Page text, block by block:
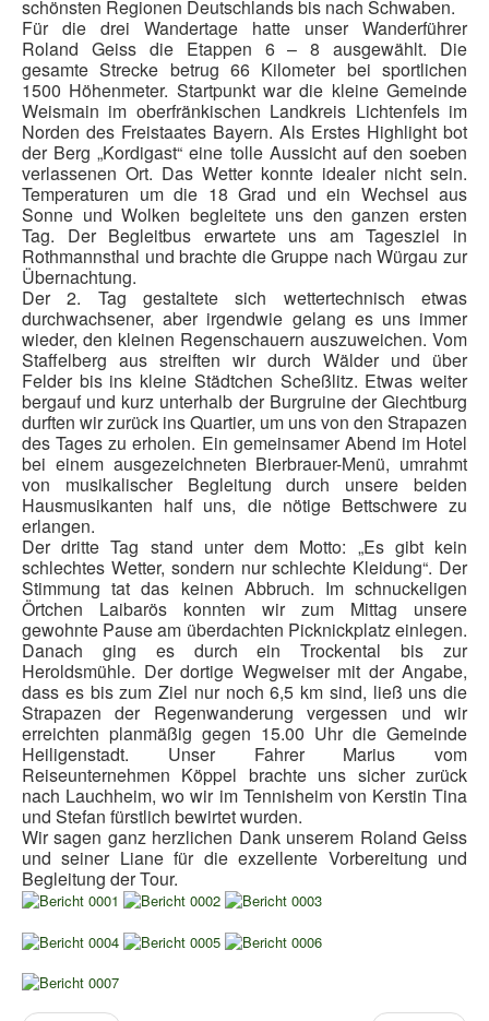
Naturschutz
Pressemitteilungen
Wildschützhütte
Ansprechpartner
Suchen
...
schönsten Regionen Deutschlands bis nach Schwaben.
Für die drei Wandertage hatte unser Wanderführer
Roland Geiss die Etappen 6 – 8 ausgewählt. Die
gesamte Strecke betrug 66 Kilometer bei sportlichen
1500 Höhenmeter. Startpunkt war die kleine Gemeinde
Weismain im oberfränkischen Landkreis Lichtenfels im
Norden des Freistaates Bayern. Als Erstes Highlight bot
der Berg „Kordigast“ eine tolle Aussicht auf den soeben
verlassenen Ort. Das Wetter konnte idealer nicht sein.
Temperaturen um die 18 Grad und ein Wechsel aus
Sonne und Wolken begleitete uns den ganzen ersten
Tag. Der Begleitbus erwartete uns am Tagesziel in
Rothmannsthal und brachte die Gruppe nach Würgau zur
Übernachtung.
Der 2. Tag gestaltete sich wettertechnisch etwas
durchwachsener, aber irgendwie gelang es uns immer
wieder, den kleinen Regenschauern auszuweichen. Vom
Staffelberg aus streiften wir durch Wälder und über
Felder bis ins kleine Städtchen Scheßlitz. Etwas weiter
bergauf und kurz unterhalb der Burgruine der Giechtburg
durften wir zurück ins Quartier, um uns von den Strapazen
des Tages zu erholen. Ein gemeinsamer Abend im Hotel
bei einem ausgezeichneten Bierbrauer-Menü, umrahmt
von musikalischer Begleitung durch unsere beiden
Hausmusikanten half uns, die nötige Bettschwere zu
erlangen.
Der dritte Tag stand unter dem Motto: „Es gibt kein
schlechtes Wetter, sondern nur schlechte Kleidung“. Der
Stimmung tat das keinen Abbruch. Im schnuckeligen
Örtchen Laibarös konnten wir zum Mittag unsere
gewohnte Pause am überdachten Picknickplatz einlegen.
Danach ging es durch ein Trockental bis zur
Heroldsmühle. Der dortige Wegweiser mit der Angabe,
dass es bis zum Ziel nur noch 6,5 km sind, ließ uns die
Strapazen der Regenwanderung vergessen und wir
erreichten planmäßig gegen 15.00 Uhr die Gemeinde
Heiligenstadt. Unser Fahrer Marius vom
Reiseunternehmen Köppel brachte uns sicher zurück
nach Lauchheim, wo wir im Tennisheim von Kerstin Tina
und Stefan fürstlich bewirtet wurden.
Wir sagen ganz herzlichen Dank unserem Roland Geiss
und seiner Liane für die exzellente Vorbereitung und
Begleitung der Tour.